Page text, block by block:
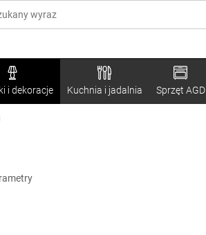
i dekoracje Kuchnia i jadalnia Sprzęt AGD